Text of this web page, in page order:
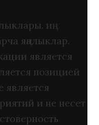
иң
яңалыклар.
является
позицией
является
и не несет